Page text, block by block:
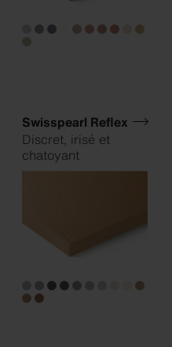
Swisspearl Reflex
Discret, irisé et
chatoyant